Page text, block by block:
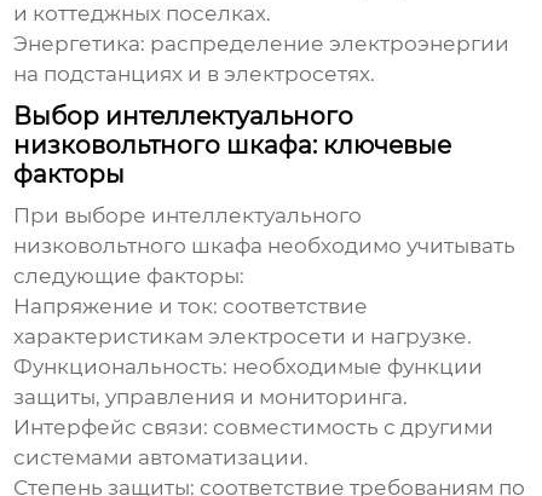
и коттеджных поселках.
Энергетика: распределение электроэнергии
на подстанциях и в электросетях.
Выбор интеллектуального
низковольтного шкафа: ключевые
факторы
При выборе интеллектуального
низковольтного шкафа необходимо учитывать
следующие факторы:
Напряжение и ток: соответствие
характеристикам электросети и нагрузке.
Функциональность: необходимые функции
защиты, управления и мониторинга.
Интерфейс связи: совместимость с другими
системами автоматизации.
Степень защиты: соответствие требованиям по